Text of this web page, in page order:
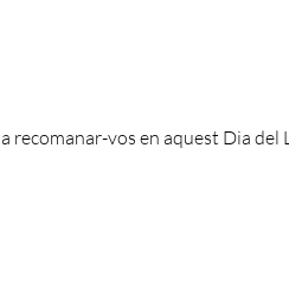
recomanar-vos en aquest Dia del